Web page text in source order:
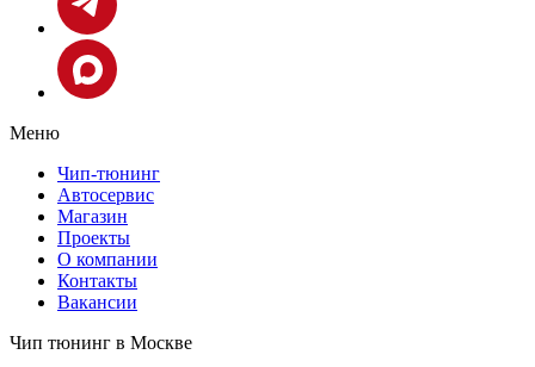
Меню
Чип-тюнинг
Автосервис
Магазин
Проекты
О компании
Контакты
Вакансии
Чип тюнинг в Москве